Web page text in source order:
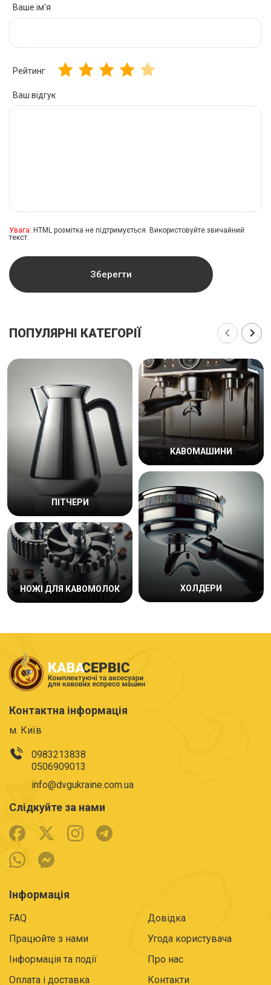
Ваше ім’я
Рейтинг
Ваш відгук
Увага: HTML розмітка не підтримується. Використовуйте звичайний
текст.
Зберегти
ПОПУЛЯРНІ КАТЕГОРІЇ
ПІТЧЕРИ
НОЖІ ДЛЯ КАВОМОЛОК
КАВОМАШИНИ
ХОЛДЕРИ
Контактна інформація
м. Київ
0983213838
0506909013
info@dvgukraine.com.ua
Слідкуйте за нами
Інформація
FAQ
Довідка
Працюйте з нами
Угода користувача
Інформація та події
Про нас
Оплата і доставка
Контакти